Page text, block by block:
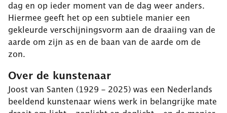
dag en op ieder moment van de dag weer anders.
Hiermee geeft het op een subtiele manier een
gekleurde verschijningsvorm aan de draaiing van de
aarde om zijn as en de baan van de aarde om de
zon.
Over de kunstenaar
Joost van Santen (1929 – 2025) was een Nederlands
beeldend kunstenaar wiens werk in belangrijke mate